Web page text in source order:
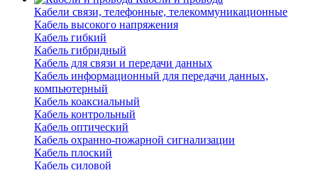
Кабели связи, телефонные, телекоммуникационные
Кабель высокого напряжения
Кабель гибкий
Кабель гибридный
Кабель для связи и передачи данных
Кабель информационный для передачи данных,
компьютерный
Кабель коаксиальный
Кабель контрольный
Кабель оптический
Кабель охранно-пожарной сигнализации
Кабель плоский
Кабель силовой